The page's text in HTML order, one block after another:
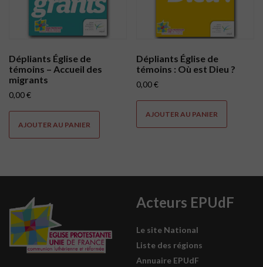
Dépliants Église de
témoins – Accueil des
migrants
0,00€
AJOUTER AU PANIER
Dépliants Église de
témoins : Où est Dieu ?
0,00€
AJOUTER AU PANIER
Acteurs EPUdF
Le site National
Liste des régions
Annuaire EPUdF